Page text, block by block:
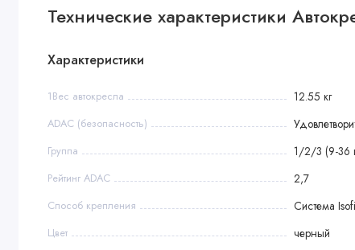
Технические характеристики
Характеристики
1Вес автокресла 12.55 кг
ADAC (безопасность)
Группа 1/2/3 (9-36
Рейтинг ADAC 2,7
Способ крепления Система
Цвет черный